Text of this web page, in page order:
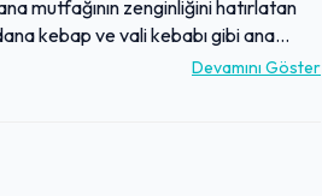
mutfağının zenginliğini hatırlatan
kebap ve vali kebabı gibi ana
kazanmaktadır. Bol
deneyimi sunarak misafirlerinden
Devamını Göster